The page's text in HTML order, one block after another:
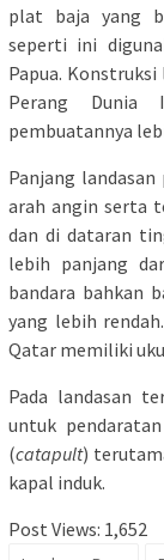
plat baja yang
seperti ini
Papua.
Perang Dunia
pembuatannya
Panjang
arah angin serta
dan di dataran
lebih panjang
bandara bahkan
yang lebih
Qatar memiliki
Pada landasan
untuk
(catapult)
kapal induk.
Post Views: 1,652